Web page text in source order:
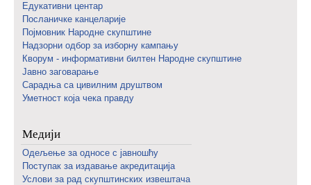
Едукативни центар
Посланичке канцеларије
Појмовник Народне скупштине
Надзорни одбор за изборну кампању
Кворум - информативни билтен Народне скупштине
Јавно заговарање
Сарадња са цивилним друштвом
Уметност која чека правду
Медији
Одељење за односе с јавношћу
Поступак за издавање акредитација
Услови за рад скупштинских извештача